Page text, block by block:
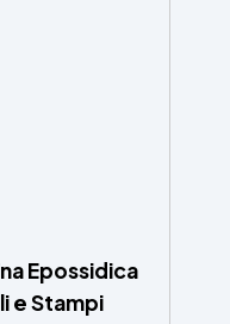
Epossidica
e Stampi